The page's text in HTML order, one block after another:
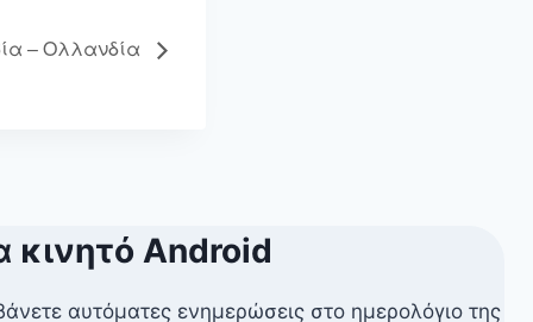
– Ολλανδία
κινητό Android
αυτόματες ενημερώσεις στο ημερολόγιο της